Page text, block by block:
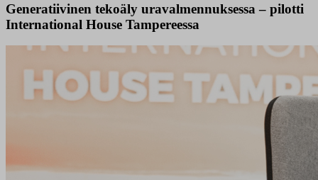
Generatiivinen tekoäly uravalmennuksessa – pilotti
International House Tampereessa